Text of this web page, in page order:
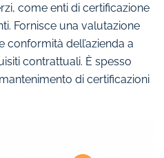
come enti di certificazione
Fornisce una valutazione
dell’azienda a
contrattuali. È spesso
di certificazioni